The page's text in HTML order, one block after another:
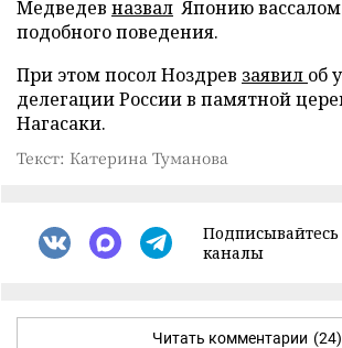
Медведев назвал Японию вассалом
подобного поведения.
При этом посол Ноздрев заявил об
делегации России в памятной
Нагасаки.
Текст: Катерина Туманова
каналы
Читать комментарии (24)